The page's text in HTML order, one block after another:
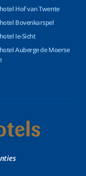
Hof van Twente
Bovenkarspel
Ie-Sicht
Auberge de Moerse